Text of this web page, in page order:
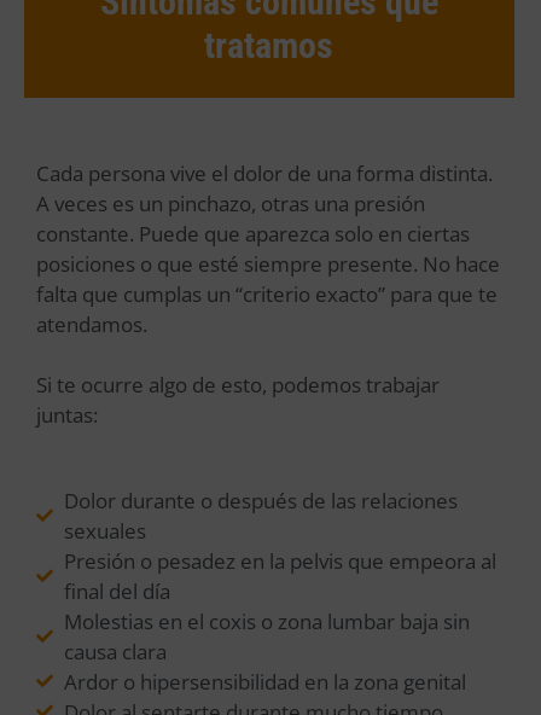
tratamos
Cada persona vive el dolor de una forma distinta.
A veces es un pinchazo, otras una presión
constante. Puede que aparezca solo en ciertas
posiciones o que esté siempre presente. No hace
falta que cumplas un “criterio exacto” para que te
atendamos.
Si te ocurre algo de esto, podemos trabajar
juntas:
Dolor durante o después de las relaciones
sexuales
Presión o pesadez en la pelvis que empeora al
final del día
Molestias en el coxis o zona lumbar baja sin
causa clara
Ardor o hipersensibilidad en la zona genital